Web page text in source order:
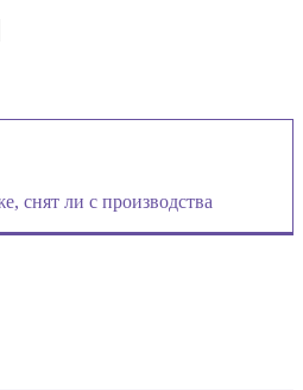
снят ли с производства